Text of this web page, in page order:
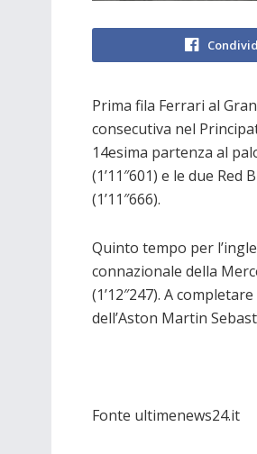
Prima fila Ferrari al
consecutiva nel
14esima partenza al
(1’11″601) e le due Red
(1’11″666).
Quinto tempo per
connazionale della
(1’12″247). A
dell’Aston Martin
Fonte ultimenews24.it